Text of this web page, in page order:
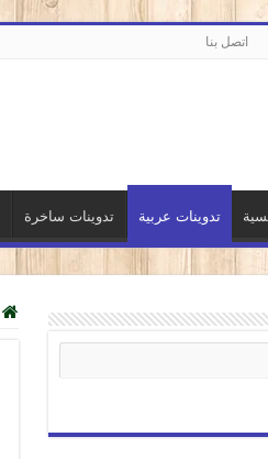
اتصل بنا
تدوينات عربية تدوينات ساخرة